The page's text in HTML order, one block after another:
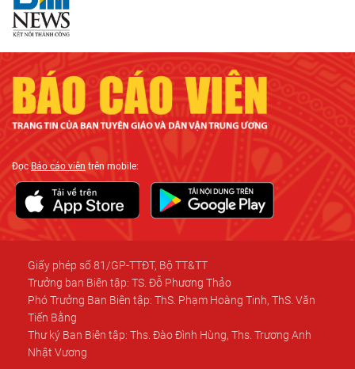
ĐọcBáo cáo viên trên mobile:
Giấy phép số 81/GP-TTĐT, Bộ TT&TT
Trưởng ban Biên tập: TS. Đỗ Phương Thảo
Phó Trưởng Ban Biên tập: ThS. Phạm Hoàng Tinh, ThS. Văn
Tiến Bằng
Thư ký Ban Biên tập: Ths. Đào Đình Hùng, Ths. Trương Anh
Nhật Vương